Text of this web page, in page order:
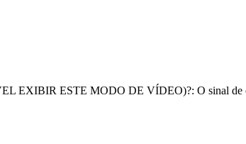
ESTE MODO DE VÍDEO)?: O sinal de